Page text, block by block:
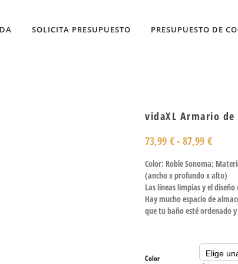
SOLICITA PRESUPUESTO PRESUPUESTO DE
vidaXL Armario
73,99 €- 87,99 €
Color: Roble Sonoma;
(ancho x profundo x alto)
Las líneas limpias y el
Hay mucho espacio de
que tu baño esté ordenado
Color